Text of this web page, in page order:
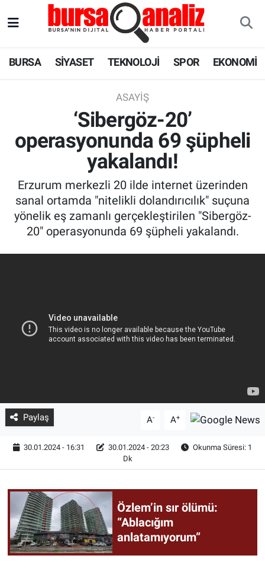
BURSA SİYASET TEKNOLOJİ SPOR EKONOMİ
ASAYIŞ
‘Sibergöz-20’
operasyonunda 69 şüpheli
yakalandı!
Erzurum merkezli 20 ilde internet üzerinden
sanal ortamda "nitelikli dolandırıcılık" suçuna
yönelik eş zamanlı gerçekleştirilen "Sibergöz-
20" operasyonunda 69 şüpheli yakalandı.
Paylaş A- A+
30.01.2024 - 16:31 30.01.2024 - 20:23
Okunma Süresi: 1
Dk
Özlem’in sır ölümü:
“Ablacığım
anlatamıyorum”
SPOR
SAĞLIK
ASTROLOJİ
BLOG
Süper Lig Puan Durumu ve Fikstür
Tüm Manşetler
Son Dakika Haberleri
Haber Arşivi